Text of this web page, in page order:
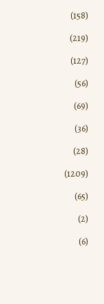
(158)
(219)
(127)
(56)
(69)
(36)
(28)
(1209)
(65)
(2)
(6)